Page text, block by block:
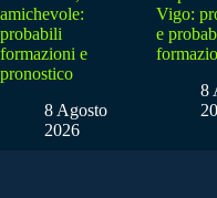
amichevole:
probabili
formazioni e
pronostico
8 Agosto
2026
Vigo:
e
8